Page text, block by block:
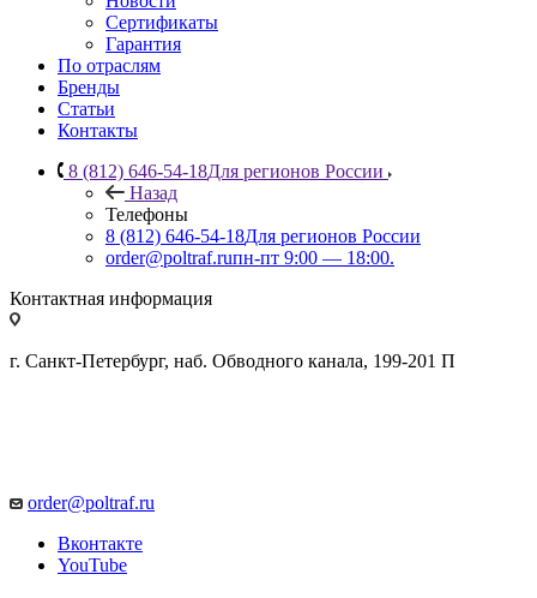
Сертификаты
Гарантия
По отраслям
Бренды
Статьи
Контакты
8 (812) 646-54-18Для регионов России
Назад
Телефоны
8 (812) 646-54-18Для регионов России
order@poltraf.ruпн-пт 9:00 — 18:00.
Контактная информация
г. Санкт-Петербург, наб. Обводного канала, 199-201 П
order@poltraf.ru
Вконтакте
YouTube